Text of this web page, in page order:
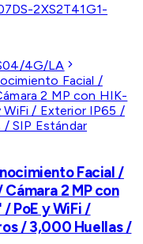
DS-2XS2T41G1-
4G/LA
Facial /
Cámara 2 MP con
PoE y WiFi /
/ 3,000 Huellas /